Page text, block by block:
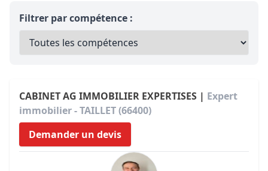
Filtrer par compétence :
CABINET AG IMMOBILIER EXPERTISES | Expert
immobilier - TAILLET (66400)
Demander un devis